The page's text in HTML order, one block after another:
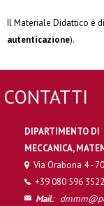
Il Materiale Didattico è
autenticazione).
CONTATTI
DIPARTIMENTO DI
MECCANICA,
Via Orabona 4 -
+39 080 596 3522
Mail: